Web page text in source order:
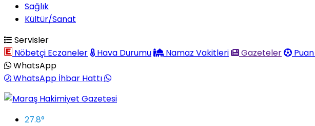
Sağlık
Kültür/Sanat
Servisler
Nöbetçi Eczaneler
Hava Durumu Namaz Vakitleri Gazeteler
WhatsApp
WhatsApp İhbar Hattı
27.8°